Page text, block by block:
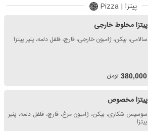
پیتزا | Pizza
پیتزا مخلوط خارجی
سالامی، بیکن، ژامبون خارجی، قارچ، فلفل دلمه، پنیر پیتزا
380,000 تومان
پیتزا مخصوص
سوسیس شکاری، بیکن، ژامبون مرغ، قارچ، فلفل دلمه، پنیر
پیتزا